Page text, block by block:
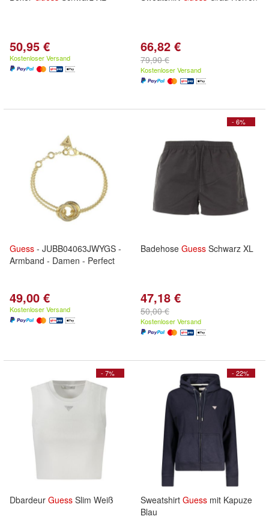
50,95 €
Kostenloser Versand
66,82 €
79,90 €
Kostenloser Versand
Guess - JUBB04063JWYGS -
Armband - Damen - Perfect
49,00 €
Kostenloser Versand
- 6%
Badehose Guess Schwarz XL
47,18 €
50,00 €
Kostenloser Versand
- 7%
Dbardeur Guess Slim Weiß
- 22%
Sweatshirt Guess mit Kapuze
Blau